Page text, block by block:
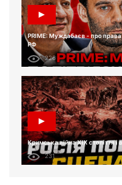
PRIME: Муждабаєв - про
РФ
226
Кримська війна XIX століття і
231